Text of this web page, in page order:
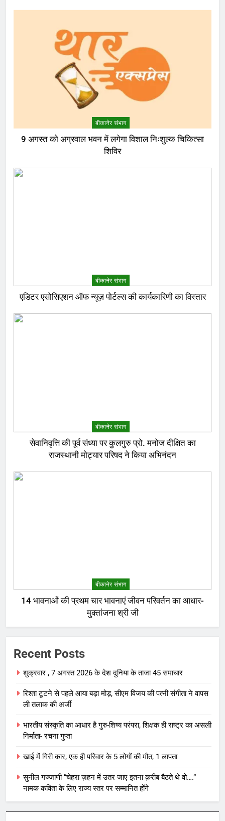
बीकानेर संभाग
9 अगस्त को अग्रवाल भवन में लगेगा विशाल निःशुल्क चिकित्सा
शिविर
बीकानेर संभाग
एडिटर एसोसिएशन ऑफ न्यूज़ पोर्टल्स की कार्यकारिणी का विस्तार
बीकानेर संभाग
सेवानिवृत्ति की पूर्व संध्या पर कुलगुरु प्रो. मनोज दीक्षित का
राजस्थानी मोट्यार परिषद ने किया अभिनंदन
बीकानेर संभाग
14 भावनाओं की प्रथम चार भावनाएं जीवन परिवर्तन का आधार-
मुक्तांजना श्री जी
Recent Posts
शुक्रवार , 7 अगस्त 2026 के देश दुनिया के ताजा 45 समाचार
रिश्ता टूटने से पहले आया बड़ा मोड़, सीएम विजय की पत्नी संगीता ने वापस
ली तलाक की अर्जी
भारतीय संस्कृति का आधार है गुरु-शिष्य परंपरा, शिक्षक ही राष्ट्र का असली
निर्माता- रचना गुप्ता
खाई में गिरी कार, एक ही परिवार के 5 लोगों की मौत, 1 लापता
सुनील गज्जाणी “चेहरा ज़हन में उतर जाए इतना क़रीब बैठते थे वो….”
नामक कविता के लिए राज्य स्तर पर सम्मानित होंगे